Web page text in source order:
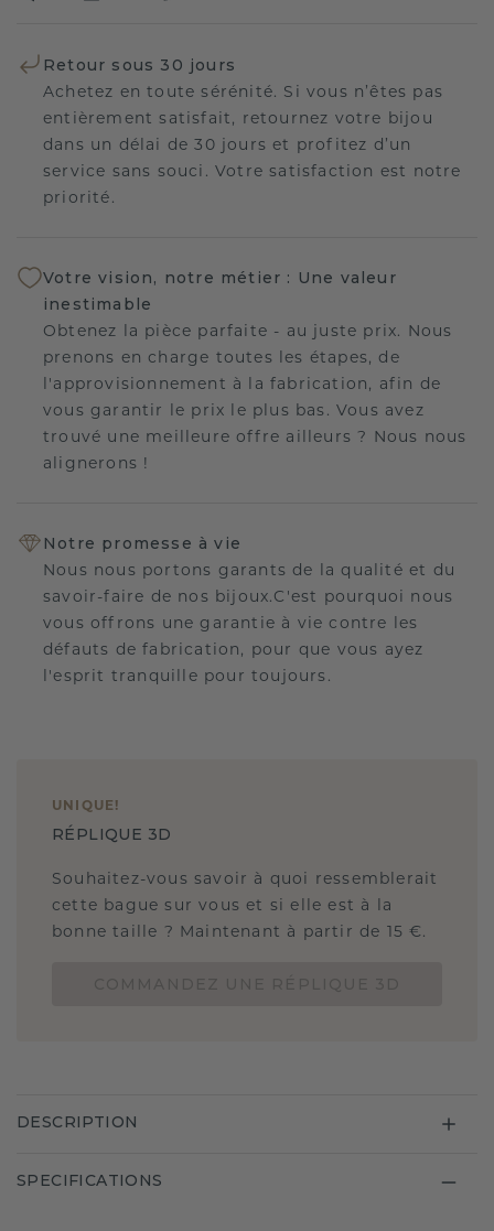
Retour sous 30 jours
Achetez en toute sérénité. Si vous n’êtes pas
entièrement satisfait, retournez votre bijou
dans un délai de 30 jours et profitez d’un
service sans souci. Votre satisfaction est notre
priorité.
Votre vision, notre métier : Une valeur
inestimable
Obtenez la pièce parfaite - au juste prix. Nous
prenons en charge toutes les étapes, de
l'approvisionnement à la fabrication, afin de
vous garantir le prix le plus bas. Vous avez
trouvé une meilleure offre ailleurs ? Nous nous
alignerons !
Notre promesse à vie
Nous nous portons garants de la qualité et du
savoir-faire de nos bijoux.C'est pourquoi nous
vous offrons une garantie à vie contre les
défauts de fabrication, pour que vous ayez
l'esprit tranquille pour toujours.
UNIQUE !
RÉPLIQUE 3D
Souhaitez-vous savoir à quoi ressemblerait
cette bague sur vous et si elle est à la
bonne taille ? Maintenant à partir de 15 €.
DESCRIPTION
SPECIFICATIONS